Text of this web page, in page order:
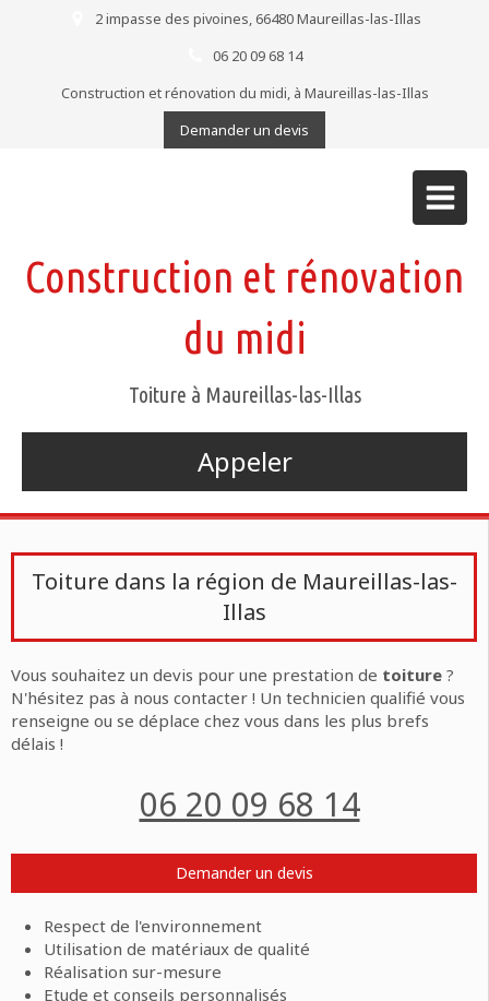
2 impasse des pivoines, 66480 Maureillas-las-Illas
06 20 09 68 14
Construction et rénovation du midi, à Maureillas-las-Illas
Demander un devis
Construction et rénovation
du midi
Toiture à Maureillas-las-Illas
Appeler
Toiture dans la région de Maureillas-las-
Illas
Vous souhaitez un devis pour une prestation de toiture ?
N'hésitez pas à nous contacter ! Un technicien qualifié vous
renseigne ou se déplace chez vous dans les plus brefs
délais !
06 20 09 68 14
Demander un devis
Respect de l'environnement
Utilisation de matériaux de qualité
Réalisation sur-mesure
Etude et conseils personnalisés